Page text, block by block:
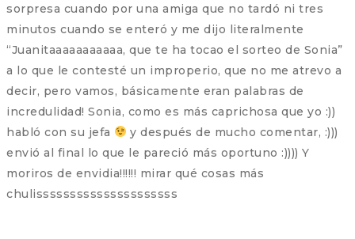
sorpresa cuando por una amiga que no tardó ni tres
minutos cuando se enteró y me dijo literalmente
“Juanitaaaaaaaaaaa, que te ha tocao el sorteo de Sonia”
a lo que le contesté un improperio, que no me atrevo a
decir, pero vamos, básicamente eran palabras de
incredulidad! Sonia, como es más caprichosa que yo :))
habló con su jefa
y después de mucho comentar, :)))
envió al final lo que le pareció más oportuno :)))) Y
moriros de envidia!!!!!! mirar qué cosas más
chulisssssssssssssssssssss